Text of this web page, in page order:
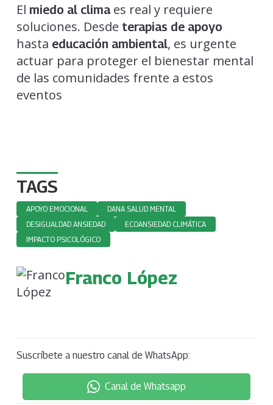
El miedo al climaes real y requiere
soluciones. Desde terapias de apoyo
hasta educación ambiental, es urgente
actuar para proteger el bienestar mental
de las comunidades frente a estos
eventos
TAGS
APOYO EMOCIONAL
DANA SALUD MENTAL
DESIGUALDAD ANSIEDAD
ECOANSIEDAD CLIMÁTICA
IMPACTO PSICOLÓGICO
Franco López
Suscríbete a nuestro canal de WhatsApp:
Canal de Whatsapp